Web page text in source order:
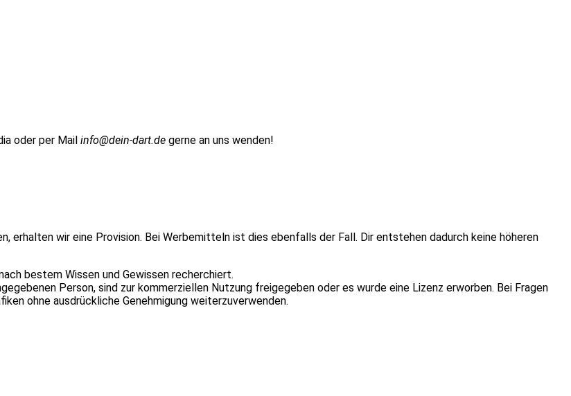
oder per Mail info@dein-dart.de gerne an uns wenden!
erhalten wir eine Provision. Bei Werbemitteln ist dies ebenfalls der Fall. Dir entstehen dadurch keine höheren
bestem Wissen und Gewissen recherchiert.
Person, sind zur kommerziellen Nutzung freigegeben oder es wurde eine Lizenz erworben. Bei Fragen
ohne ausdrückliche Genehmigung weiterzuverwenden.